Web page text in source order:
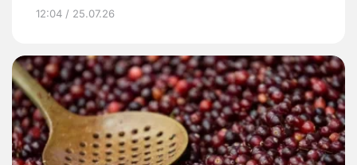
12:04 / 25.07.26